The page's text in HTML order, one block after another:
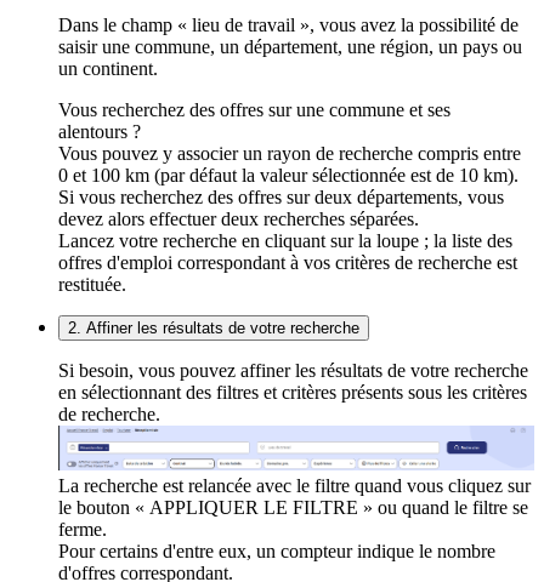
Dans le champ « lieu de travail », vous avez la possibilité de
saisir une commune, un département, une région, un pays ou
un continent.
Vous recherchez des offres sur une commune et ses
alentours ?
Vous pouvez y associer un rayon de recherche compris entre
0 et 100 km (par défaut la valeur sélectionnée est de 10 km).
Si vous recherchez des offres sur deux départements, vous
devez alors effectuer deux recherches séparées.
Lancez votre recherche en cliquant sur la loupe ; la liste des
offres d'emploi correspondant à vos critères de recherche est
restituée.
2. Affiner les résultats de votre recherche
Si besoin, vous pouvez affiner les résultats de votre recherche
en sélectionnant des filtres et critères présents sous les critères
de recherche.
La recherche est relancée avec le filtre quand vous cliquez sur
le bouton « APPLIQUER LE FILTRE » ou quand le filtre se
ferme.
Pour certains d'entre eux, un compteur indique le nombre
d'offres correspondant.